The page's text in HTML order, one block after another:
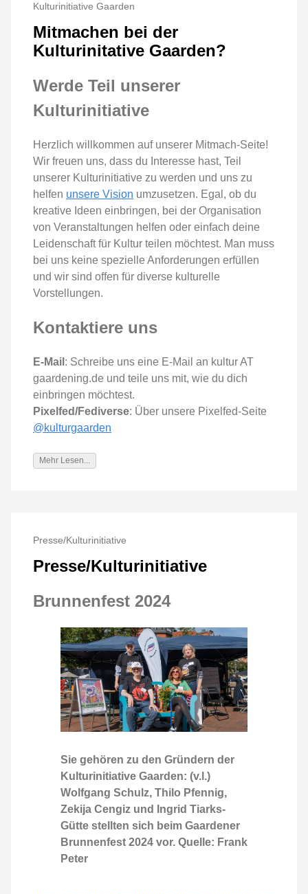
Kulturinitiative Gaarden
Mitmachen bei der
Kulturinitative Gaarden?
Werde Teil unserer
Kulturinitiative
Herzlich willkommen auf unserer Mitmach-Seite!
Wir freuen uns, dass du Interesse hast, Teil
unserer Kulturinitiative zu werden und uns zu
helfen unsere Vision umzusetzen. Egal, ob du
kreative Ideen einbringen, bei der Organisation
von Veranstaltungen helfen oder einfach deine
Leidenschaft für Kultur teilen möchtest. Man muss
bei uns keine spezielle Anforderungen erfüllen
und wir sind offen für diverse kulturelle
Vorstellungen.
Kontaktiere uns
E-Mail : Schreibe uns eine E-Mail an kultur AT
gaardening.de und teile uns mit, wie du dich
einbringen möchtest.
Pixelfed/Fediverse: Über unsere Pixelfed-Seite
@kulturgaarden
Mehr Lesen...
Presse/Kulturinitiative
Presse/Kulturinitiative
Brunnenfest 2024
Sie gehören zu den Gründern der
Kulturinitiative Gaarden: (v.l.)
Wolfgang Schulz, Thilo Pfennig,
Zekija Cengiz und Ingrid Tiarks-
Gütte stellten sich beim Gaardener
Brunnenfest 2024 vor. Quelle: Frank
Peter